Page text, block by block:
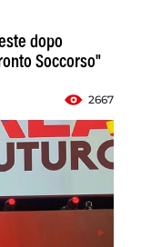
dopo
Soccorso"
2667